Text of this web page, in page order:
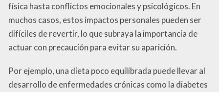
física hasta conflictos emocionales y psicológicos. En
muchos casos, estos impactos personales pueden ser
difíciles de revertir, lo que subraya la importancia de
actuar con precaución para evitar su aparición.
Por ejemplo, una dieta poco equilibrada puede llevar al
desarrollo de enfermedades crónicas como la diabetes